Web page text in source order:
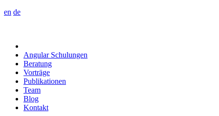
en de
Angular Schulungen
Beratung
Vorträge
Publikationen
Team
Blog
Kontakt